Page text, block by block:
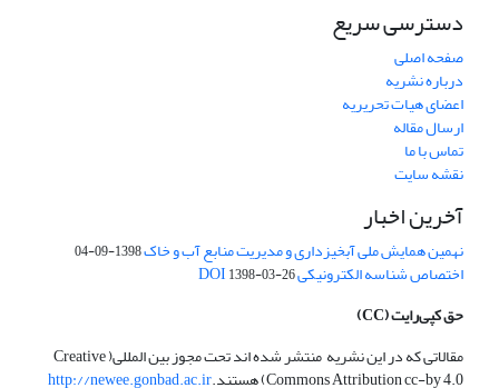
دسترسی سریع
صفحه اصلی
درباره نشریه
اعضای هیات تحریریه
ارسال مقاله
تماس با ما
نقشه سایت
آخرین اخبار
نهمین همایش ملی آبخیزداری و مدیریت منابع آب و خاک1398-09-04
اختصاص شناسه الکترونیکی DOI1398-03-26
حق کپی‌رایت(CC)
مقالاتی که در این نشریه منتشر شده اند تحت مجوز بین المللی( Creative
Commons Attribution cc-by 4.0) هستند.
http://newee.gonbad.ac.ir